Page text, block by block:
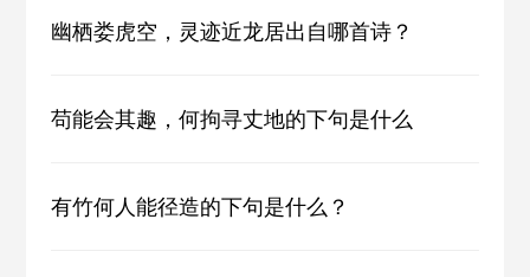
幽栖娄虎空，灵迹近龙居出自哪首诗？
苟能会其趣，何拘寻丈地的下句是什么
有竹何人能径造的下句是什么？